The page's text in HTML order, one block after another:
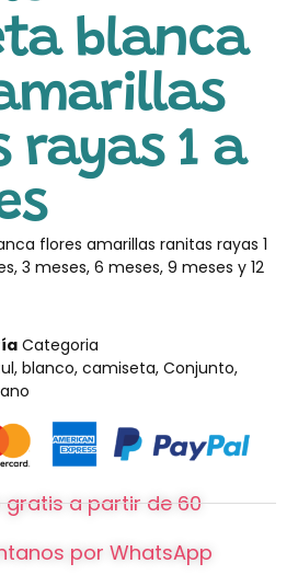
blanca
1 a
flores amarillas ranitas rayas 1
3 meses, 6 meses, 9 meses y 12
Categoria
, blanco, camiseta, Conjunto,
gratis a partir de 60
por WhatsApp